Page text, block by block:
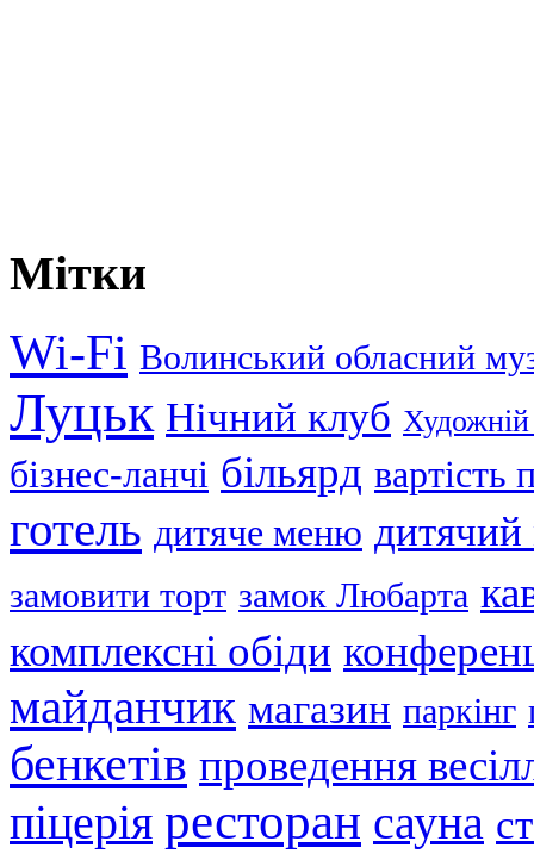
Мітки
Wi-Fi Волинський обласний
Луцьк Нічний клуб
бізнес-ланчі більярд вартість
готель дитяче меню
замовити торт замок Любарта
комплексні обіди
майданчик магазин паркінг
бенкетів проведення
піцерія ресторан сауна